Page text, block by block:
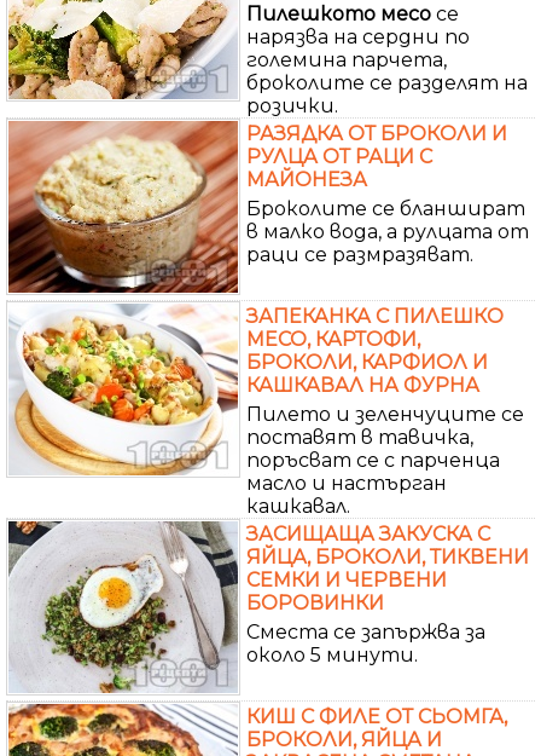
Пилешкото месо се
нарязва на сердни по
големина парчета,
броколите се разделят на
розички.
РАЗЯДКА ОТ БРОКОЛИ И
РУЛЦА ОТ РАЦИ С
МАЙОНЕЗА
Броколите се бланшират
в малко вода, а рулцата от
раци се размразяват.
ЗАПЕКАНКА С ПИЛЕШКО
МЕСО, КАРТОФИ,
БРОКОЛИ, КАРФИОЛ И
КАШКАВАЛ НА ФУРНА
Пилето и зеленчуците се
поставят в тавичка,
поръсват се с парченца
масло и настърган
кашкавал.
ЗАСИЩАЩА ЗАКУСКА С
ЯЙЦА, БРОКОЛИ, ТИКВЕНИ
СЕМКИ И ЧЕРВЕНИ
БОРОВИНКИ
Сместа се запържва за
около 5 минути.
КИШ С ФИЛЕ ОТ СЬОМГА,
БРОКОЛИ, ЯЙЦА И